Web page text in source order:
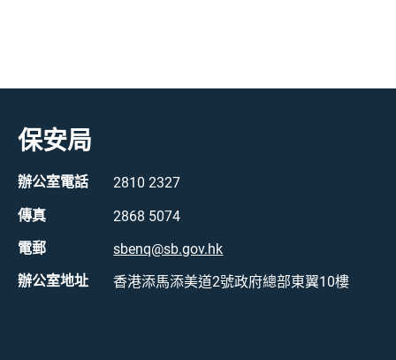
保安局
辦公室電話 2810 2327
傳真 2868 5074
電郵 sbenq@sb.gov.hk
辦公室地址 香港添馬添美道2號政府總部東翼10樓